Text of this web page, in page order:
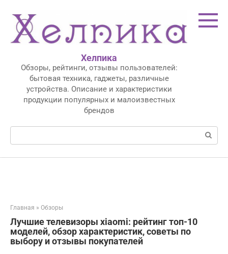
контенту
Хелпика
Обзоры, рейтинги, отзывы пользователей:
бытовая техника, гаджеты, различные
устройства. Описание и характеристики
продукции популярных и малоизвестных
брендов
Поиск:
Главная » Обзоры
Лучшие телевизоры xiaomi: рейтинг топ-10
моделей, обзор характеристик, советы по
выбору и отзывы покупателей